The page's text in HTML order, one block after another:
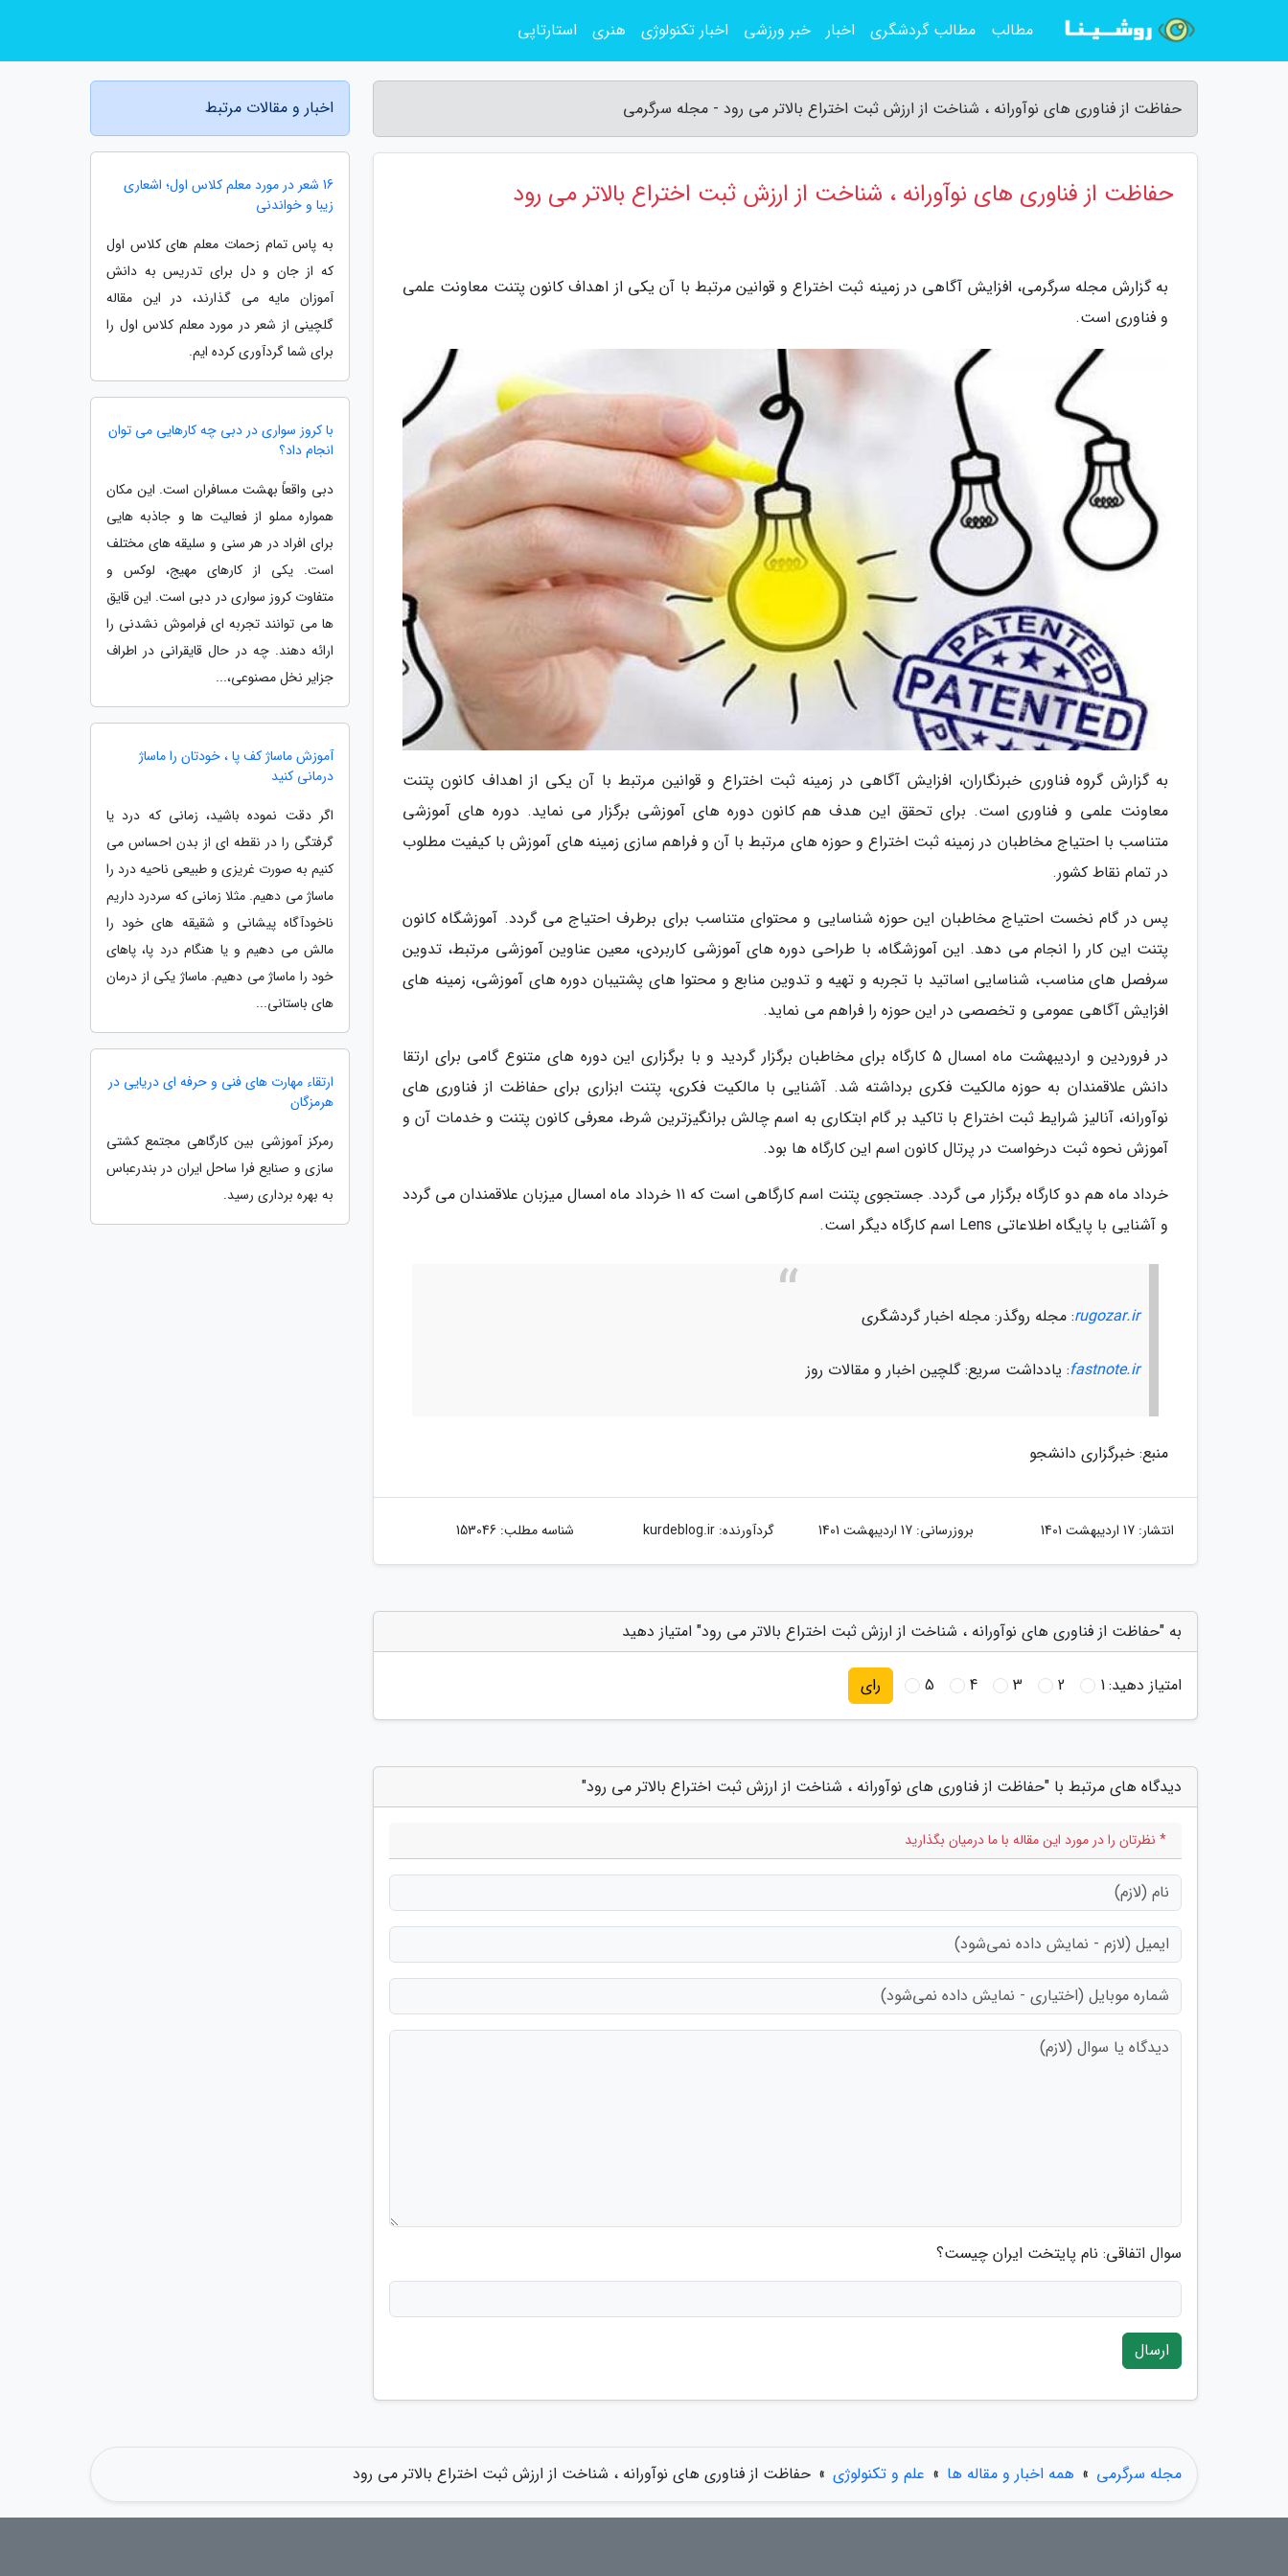
حفاظت از فناوری های نوآورانه ، شناخت از ارزش ثبت اختراع بالاتر می رود - مجله سرگرمی
حفاظت از فناوری های نوآورانه ، شناخت از ارزش ثبت اختراع بالاتر می رود
به گزارش مجله سرگرمی، افزایش آگاهی در زمینه ثبت اختراع و قوانین مرتبط با آن یکی از اهداف کانون پتنت معاونت علمی
و فناوری است.
به گزارش گروه فناوری خبرنگاران، افزایش آگاهی در زمینه ثبت اختراع و قوانین مرتبط با آن یکی از اهداف کانون پتنت
معاونت علمی و فناوری است. برای تحقق این هدف هم کانون دوره های آموزشی برگزار می نماید. دوره ­های آموزشی
متناسب با احتیاج مخاطبان در زمینه ثبت اختراع و حوزه های مرتبط با آن و فراهم سازی زمینه های آموزش با کیفیت مطلوب
در تمام نقاط کشور.
پس در گام نخست احتیاج مخاطبان این حوزه شناسایی و محتوای متناسب برای برطرف احتیاج می گردد. آموزشگاه کانون
پتنت این کار را انجام می دهد. این آموزشگاه، با طراحی دوره های آموزشی کاربردی، معین عناوین آموزشی مرتبط، تدوین
سرفصل های مناسب، شناسایی اساتید با تجربه و تهیه و تدوین منابع و محتوا های پشتیبان دوره­ های آموزشی، زمینه های
افزایش آگاهی عمومی و تخصصی در این حوزه را فراهم می نماید.
در فروردین و اردیبهشت ماه امسال 5 کارگاه برای مخاطبان برگزار گردید و با برگزاری این دوره های متنوع گامی برای ارتقا
دانش علاقمندان به حوزه مالکیت فکری برداشته شد. آشنایی با مالکیت فکری، پتنت ابزاری برای حفاظت از فناوری های
نوآورانه، آنالیز شرایط ثبت اختراع با تاکید بر گام ابتکاری به اسم چالش برانگیزترین شرط، معرفی کانون پتنت و خدمات آن و
آموزش نحوه ثبت درخواست در پرتال کانون اسم این کارگاه ها بود.
خرداد ماه هم دو کارگاه برگزار می گردد. جستجوی پتنت اسم کارگاهی است که 11 خرداد ماه امسال میزبان علاقمندان می گردد
و آشنایی با پایگاه اطلاعاتی Lens اسم کارگاه دیگر است.
rugozar.ir: مجله روگذر: مجله اخبار گردشگری
fastnote.ir: یادداشت سریع: گلچین اخبار و مقالات روز
منبع: خبرگزاری دانشجو
انتشار: 17 اردیبهشت 1401 بروزرسانی: 17 اردیبهشت 1401 گردآورنده:kurdeblog.ir شناسه مطلب: 153046
به "حفاظت از فناوری های نوآورانه ، شناخت از ارزش ثبت اختراع بالاتر می رود" امتیاز دهید
امتیاز دهید:1
2
3
4
5 رای
دیدگاه های مرتبط با "حفاظت از فناوری های نوآورانه ، شناخت از ارزش ثبت اختراع بالاتر می رود"
* نظرتان را در مورد این مقاله با ما درمیان بگذارید
سوال اتفاقی: نام پایتخت ایران چیست؟
ارسال
اخبار و مقالات مرتبط
16 شعر در مورد معلم کلاس اول؛ اشعاری
زیبا و خواندنی
به پاس تمام زحمات معلم های کلاس اول
که از جان و دل برای تدریس به دانش
آموزان مایه می گذارند، در این مقاله
گلچینی از شعر در مورد معلم کلاس اول را
برای شما گردآوری کرده ایم.
با کروز سواری در دبی چه کارهایی می توان
انجام داد؟
دبی واقعاً بهشت مسافران است. این مکان
همواره مملو از فعالیت ها و جاذبه هایی
برای افراد در هر سنی و سلیقه های مختلف
است. یکی از کارهای مهیج، لوکس و
متفاوت کروز سواری در دبی است. این قایق
ها می توانند تجربه ای فراموش نشدنی را
ارائه دهند. چه در حال قایقرانی در اطراف
جزایر نخل مصنوعی،...
آموزش ماساژ کف پا ، خودتان را ماساژ
درمانی کنید
اگر دقت نموده باشید، زمانی که درد یا
گرفتگی را در نقطه ای از بدن احساس می
کنیم به صورت غریزی و طبیعی ناحیه درد را
ماساژ می دهیم. مثلا زمانی که سردرد داریم
ناخودآگاه پیشانی و شقیقه های خود را
مالش می دهیم و یا هنگام درد پا، پاهای
خود را ماساژ می دهیم. ماساژ یکی از درمان
های باستانی...
ارتقاء مهارت های فنی و حرفه ای دریایی در
هرمزگان
رمرکز آموزشی بین کارگاهی مجتمع کشتی
سازی و صنایع فرا ساحل ایران در بندرعباس
به بهره برداری رسید.
مجله سرگرمی » همه اخبار و مقاله ها » علم و تکنولوژی » حفاظت از فناوری های نوآورانه ، شناخت از ارزش ثبت اختراع بالاتر می رود
مطالب مطالب گردشگری اخبار خبر ورزشی اخبار تکنولوژی هنری استارتاپی